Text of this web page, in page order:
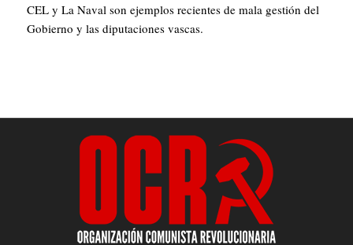
CEL y La Naval son ejemplos recientes de mala gestión del
Gobierno y las diputaciones vascas.